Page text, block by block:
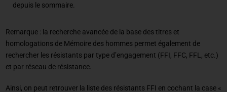
depuis le sommaire.
Remarque : la recherche avancée de la base des titres et
homologations de Mémoire des hommes permet également de
rechercher les résistants par type d’engagement (FFI, FFC, FFL, etc.)
et par réseau de résistance.
Ainsi, on peut retrouver la liste des résistants FFI en cochant la case «